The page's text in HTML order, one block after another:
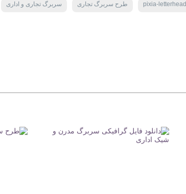
pixia-letterhead طرح سربرگ تجاری سربرگ تجاری و اداری